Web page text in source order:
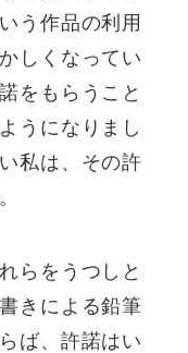
う作品の利用
しくなってい
をもらうこと
うになりまし
私は、その許
らをうつしと
きによる鉛筆
ば、許諾はい